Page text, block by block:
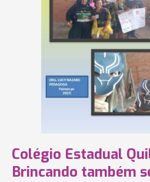
Colégio Estadual
Brincando também